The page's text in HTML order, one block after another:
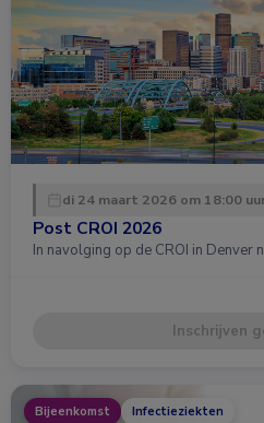
di 24 maart 2026 om 18:00
Post CROI 2026
In navolging op de CROI in Denver
Inschrijven
Bijeenkomst Infectieziekten